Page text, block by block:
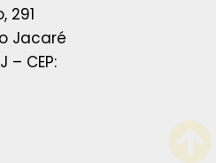
291
Jacaré
– CEP: